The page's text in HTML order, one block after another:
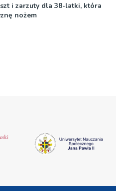
i zarzuty dla 38-latki, która
nożem